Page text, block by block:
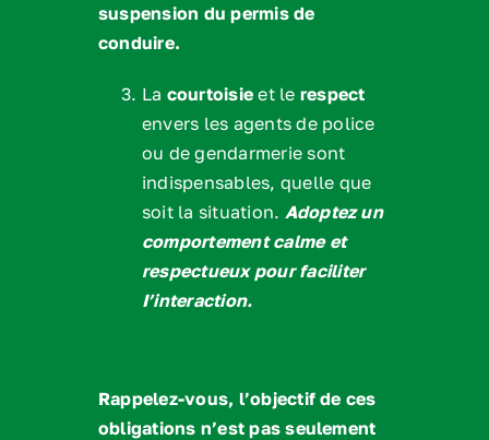
suspension du permis de
conduire.
La courtoisie et le respect
envers les agents de police
ou de gendarmerie sont
indispensables, quelle que
soit la situation. Adoptez un
comportement calme et
respectueux pour faciliter
I’interaction.
Rappelez-vous, l’objectif de ces
obligations n’est pas seulement